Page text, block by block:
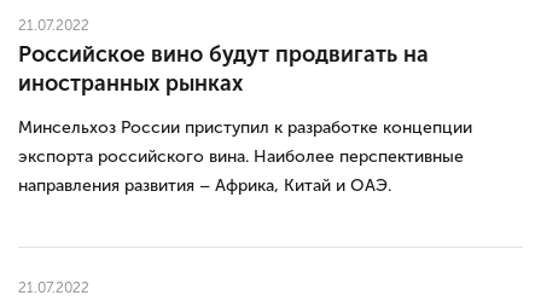
21.07.2022
Российское вино будут продвигать на
иностранных рынках
Минсельхоз России приступил к разработке концепции
экспорта российского вина. Наиболее перспективные
направления развития – Африка, Китай и ОАЭ.
21.07.2022